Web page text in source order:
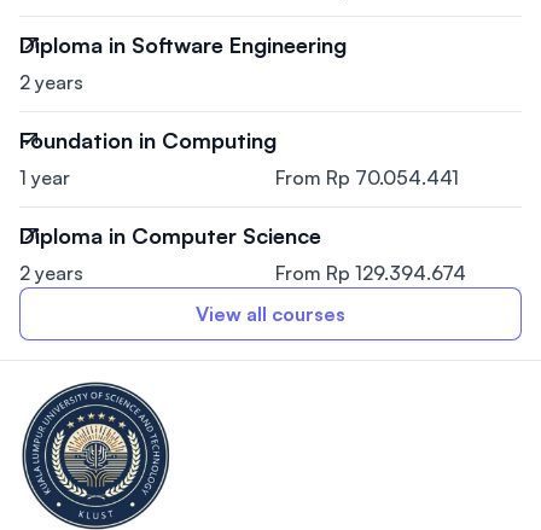
Diploma in Software Engineering
2 years
Foundation in Computing
1 year From Rp 70.054.441
Diploma in Computer Science
2 years
From Rp 129.394.674
View all courses